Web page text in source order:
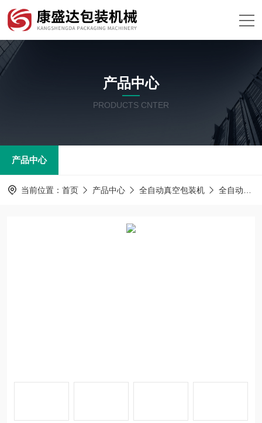
产品中心
PRODUCTS CNTER
产品中心
当前位置： 首页 产品中心 全自动真空包装机 全自动真空包装机